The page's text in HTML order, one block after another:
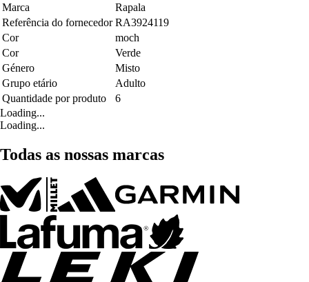
Marca
Rapala
Referência do fornecedor RA3924119
Cor
moch
Cor
Verde
Género
Misto
Grupo etário
Adulto
Quantidade por produto
6
Loading...
Loading...
Todas as nossas marcas